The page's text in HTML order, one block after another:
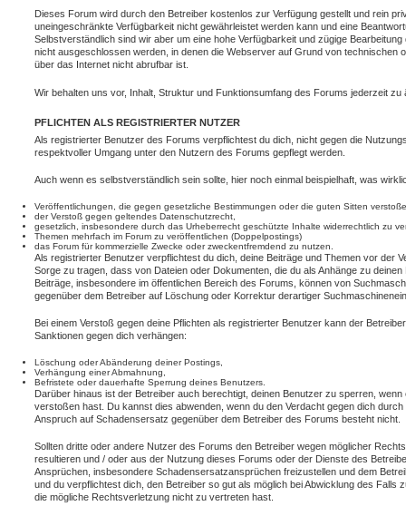
Dieses Forum wird durch den Betreiber kostenlos zur Verfügung gestellt und rein
uneingeschränkte Verfügbarkeit nicht gewährleistet werden kann und eine
Selbstverständlich sind wir aber um eine hohe Verfügbarkeit und zügige
nicht ausgeschlossen werden, in denen die Webserver auf Grund von technischen
über das Internet nicht abrufbar ist.
Wir behalten uns vor, Inhalt, Struktur und Funktionsumfang des Forums jederzeit zu
PFLICHTEN ALS REGISTRIERTER NUTZER
Als registrierter Benutzer des Forums verpflichtest du dich, nicht gegen die
respektvoller Umgang unter den Nutzern des Forums gepflegt werden.
Auch wenn es selbstverständlich sein sollte, hier noch einmal beispielhaft, was
Veröffentlichungen, die gegen gesetzliche Bestimmungen oder die guten Sitten
der Verstoß gegen geltendes Datenschutzrecht,
gesetzlich, insbesondere durch das Urheberrecht geschützte Inhalte widerrechtlich zu
Themen mehrfach im Forum zu veröffentlichen (Doppelpostings)
das Forum für kommerzielle Zwecke oder zweckentfremdend zu nutzen.
Als registrierter Benutzer verpflichtest du dich, deine Beiträge und Themen vor der
Sorge zu tragen, dass von Dateien oder Dokumenten, die du als Anhänge zu
Beiträge, insbesondere im öffentlichen Bereich des Forums, können von
gegenüber dem Betreiber auf Löschung oder Korrektur derartiger
Bei einem Verstoß gegen deine Pflichten als registrierter Benutzer kann der
Sanktionen gegen dich verhängen:
Löschung oder Abänderung deiner Postings,
Verhängung einer Abmahnung,
Befristete oder dauerhafte Sperrung deines Benutzers.
Darüber hinaus ist der Betreiber auch berechtigt, deinen Benutzer zu sperren,
verstoßen hast. Du kannst dies abwenden, wenn du den Verdacht gegen dich
Anspruch auf Schadensersatz gegenüber dem Betreiber des Forums besteht nicht.
Sollten dritte oder andere Nutzer des Forums den Betreiber wegen möglicher
resultieren und / oder aus der Nutzung dieses Forums oder der Dienste des
Ansprüchen, insbesondere Schadensersatzansprüchen freizustellen und dem
und du verpflichtest dich, den Betreiber so gut als möglich bei Abwicklung des
die mögliche Rechtsverletzung nicht zu vertreten hast.